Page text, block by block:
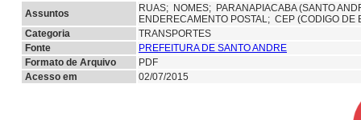
Assuntos
RUAS; NOMES; PARANAPIACABA (SANTO
ENDERECAMENTO POSTAL; CEP (CODIGO DE
Categoria
TRANSPORTES
Fonte
PREFEITURA DE SANTO ANDRE
Formato de Arquivo
PDF
Acesso em
02/07/2015